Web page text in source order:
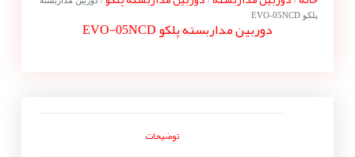
پلکو EVO-05NCD
دوربین مداربسته پلکو EVO-05NCD
توضیحات